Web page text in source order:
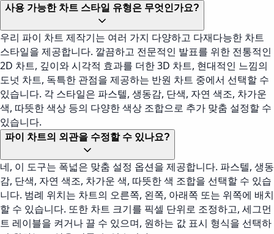
사용 가능한 차트 스타일 유형은 무엇인가요?
우리 파이 차트 제작기는 여러 가지 다양하고 다재다능한 차트
스타일을 제공합니다. 깔끔하고 전문적인 발표를 위한 전통적인
2D 차트, 깊이와 시각적 효과를 더한 3D 차트, 현대적인 느낌의
도넛 차트, 독특한 관점을 제공하는 반원 차트 중에서 선택할 수
있습니다. 각 스타일은 파스텔, 생동감, 단색, 자연 색조, 차가운
색, 따뜻한 색상 등의 다양한 색상 조합으로 추가 맞춤 설정할 수
있습니다.
파이 차트의 외관을 수정할 수 있나요?
네, 이 도구는 폭넓은 맞춤 설정 옵션을 제공합니다. 파스텔, 생동
감, 단색, 자연 색조, 차가운 색, 따뜻한 색 조합을 선택할 수 있습
니다. 범례 위치는 차트의 오른쪽, 왼쪽, 아래쪽 또는 위쪽에 배치
할 수 있습니다. 또한 차트 크기를 픽셀 단위로 조정하고, 세그먼
트 레이블을 켜거나 끌 수 있으며, 원하는 값 표시 형식을 선택하